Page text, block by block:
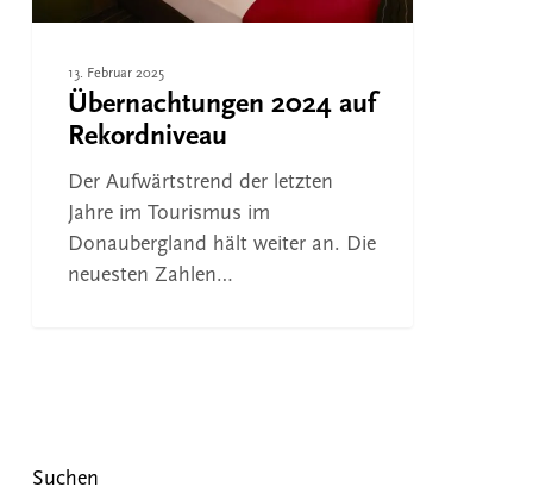
13. Februar 2025
Übernachtungen 2024 auf
Rekordniveau
Der Aufwärtstrend der letzten
Jahre im Tourismus im
Donaubergland hält weiter an. Die
neuesten Zahlen…
Suchen